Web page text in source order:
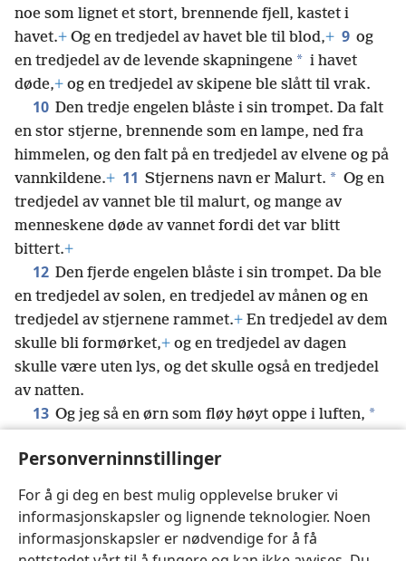
Personverninnstillinger
For å gi deg en best mulig opplevelse bruker vi
informasjonskapsler og lignende teknologier. Noen
informasjonskapsler er nødvendige for å få
noe som lignet et stort, brennende fjell, kastet i
havet.+ Og en tredjedel av havet ble til blod,+ 9 og
en tredjedel av de levende skapningene * i havet
døde,+ og en tredjedel av skipene ble slått til vrak.
10 Den tredje engelen blåste i sin trompet. Da falt
en stor stjerne, brennende som en lampe, ned fra
himmelen, og den falt på en tredjedel av elvene og på
vannkildene.+ 11 Stjernens navn er Malurt. * Og en
tredjedel av vannet ble til malurt, og mange av
menneskene døde av vannet fordi det var blitt
bittert.+
12 Den fjerde engelen blåste i sin trompet. Da ble
en tredjedel av solen, en tredjedel av månen og en
tredjedel av stjernene rammet.+ En tredjedel av dem
skulle bli formørket,+ og en tredjedel av dagen
skulle være uten lys, og det skulle også en tredjedel
av natten.
13 Og jeg så en ørn som fløy høyt oppe i luften, *
ve+dem som bor på jorden, på grunn av det som
skal skje når trompetstøtene lyder fra de tre siste
englene, som snart skal blåse i sine trompeter!»